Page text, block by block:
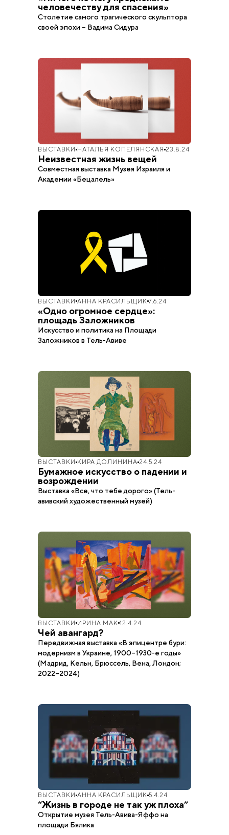
человечеству для спасения»
Столетие самого трагического скульптора
своей эпохи – Вадима Сидура
ВЫСТАВКИ НАТАЛЬЯ КОПЕЛЯНСКАЯ 23.8.24
Неизвестная жизнь вещей
Совместная выставка Музея Израиля и
Академии «Бецалель»
ВЫСТАВКИ АННА КРАСИЛЬЩИК 7.6.24
«Одно огромное сердце»:
площадь Заложников
Искусство и политика на Площади
Заложников в Тель-Авиве
ВЫСТАВКИ КИРА ДОЛИНИНА 24.5.24
Бумажное искусство о падении и
возрождении
Выставка «Все, что тебе дорого» (Тель-
авивский художественный музей)
ВЫСТАВКИ ИРИНА МАК 12.4.24
Чей авангард?
Передвижная выставка «В эпицентре бури:
модернизм в Украине, 1900–1930-е годы»
(Мадрид, Кельн, Брюссель, Вена, Лондон;
2022–2024)
ВЫСТАВКИ АННА КРАСИЛЬЩИК 5.4.24
“Жизнь в городе не так уж плоха”
Открытие музея Тель-Авива-Яффо на
площади Бялика